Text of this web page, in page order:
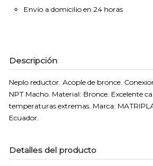
Envío a domicilio en 24 horas
Descripción
Neplo reductor. Acople de bronce.
NPT Macho. Material: Bronce. Excelente
temperaturas extremas. Marca:
Ecuador.
Detalles del producto